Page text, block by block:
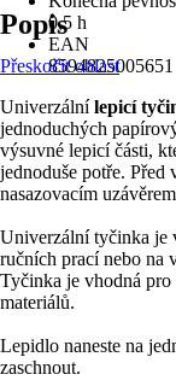
0,5 h
EAN
8594825005651
Popis
Přeskočit oblast
Univerzálnílepicí
jednoduchých
výsuvné lepicí části,
jednoduše potře. Před
nasazovacím
Univerzální tyčinka je
ručních prací nebo na
Tyčinka je vhodná
materiálů.
Lepidlo naneste na
zaschnout.